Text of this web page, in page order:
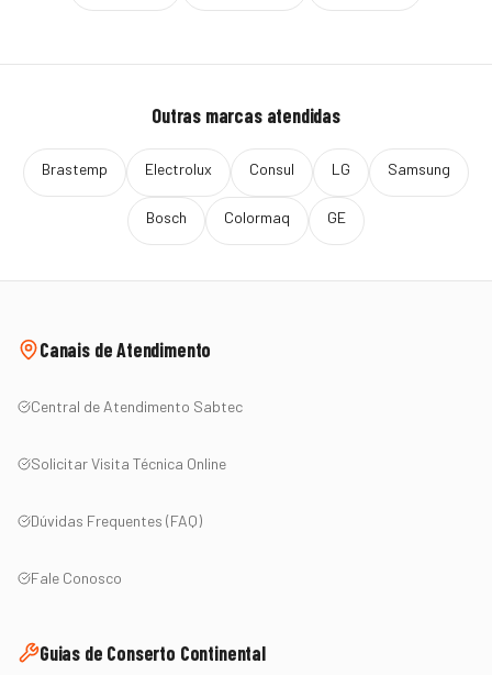
Outras marcas atendidas
Brastemp Electrolux Consul LG Samsung
Bosch Colormaq GE
Canais de Atendimento
Central de Atendimento Sabtec
Solicitar Visita Técnica Online
Dúvidas Frequentes (FAQ)
Fale Conosco
Guias de Conserto Continental